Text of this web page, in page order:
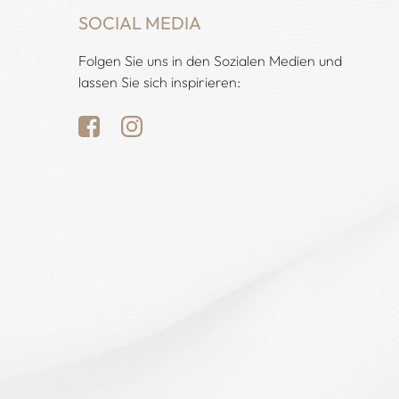
SOCIAL MEDIA
Folgen Sie uns in den Sozialen Medien und
lassen Sie sich inspirieren: